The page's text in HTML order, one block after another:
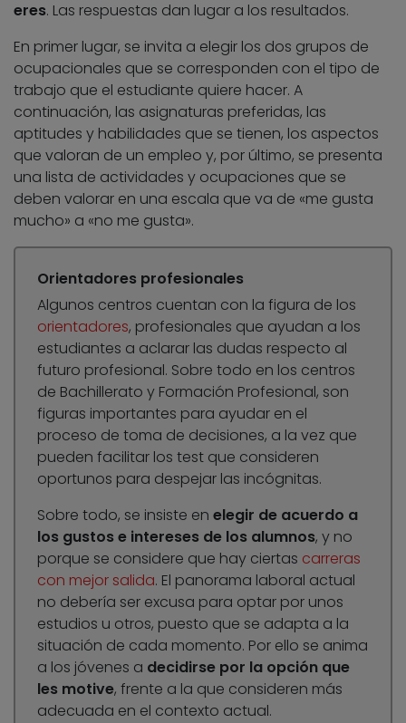
eres. Las respuestas dan lugar a los resultados.
En primer lugar, se invita a elegir los dos grupos de
ocupacionales que se corresponden con el tipo de
trabajo que el estudiante quiere hacer. A
continuación, las asignaturas preferidas, las
aptitudes y habilidades que se tienen, los aspectos
que valoran de un empleo y, por último, se presenta
una lista de actividades y ocupaciones que se
deben valorar en una escala que va de «me gusta
mucho» a «no me gusta».
Orientadores profesionales
Algunos centros cuentan con la figura de los
orientadores, profesionales que ayudan a los
estudiantes a aclarar las dudas respecto al
futuro profesional. Sobre todo en los centros
de Bachillerato y Formación Profesional, son
figuras importantes para ayudar en el
proceso de toma de decisiones, a la vez que
pueden facilitar los test que consideren
oportunos para despejar las incógnitas.
Sobre todo, se insiste en elegir de acuerdo a
los gustos e intereses de los alumnos, y no
porque se considere que hay ciertas carreras
con mejor salida. El panorama laboral actual
no debería ser excusa para optar por unos
estudios u otros, puesto que se adapta a la
situación de cada momento. Por ello se anima
a los jóvenes a decidirse por la opción que
les motive, frente a la que consideren más
adecuada en el contexto actual.